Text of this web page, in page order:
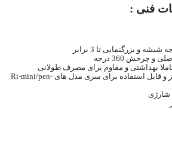
فنی :
بهداشتی و مقاوم برای مصرف طولانی
محل اتصال از جنس فلز و قابل استفاده برای سری مدل های Ri-mini/pen-
شارژی